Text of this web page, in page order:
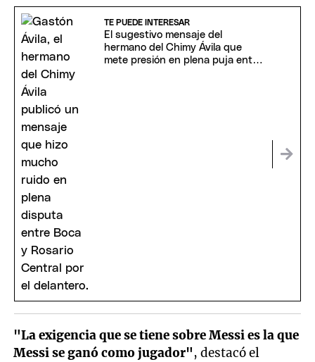
TE PUEDE INTERESAR
El sugestivo mensaje del
hermano del Chimy Ávila que
mete presión en plena puja entre
"La exigencia que se tiene sobre Messi es la que
Messi se ganó como jugador", destacó el